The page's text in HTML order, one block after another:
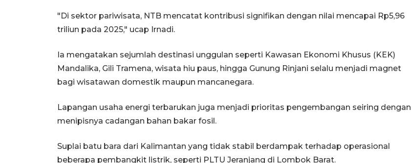
"Di sektor pariwisata, NTB mencatat kontribusi signifikan dengan nilai mencapai Rp5,96
triliun pada 2025," ucap Irnadi.
Ia mengatakan sejumlah destinasi unggulan seperti Kawasan Ekonomi Khusus (KEK)
Mandalika, Gili Tramena, wisata hiu paus, hingga Gunung Rinjani selalu menjadi magnet
bagi wisatawan domestik maupun mancanegara.
Lapangan usaha energi terbarukan juga menjadi prioritas pengembangan seiring dengan
menipisnya cadangan bahan bakar fosil.
Suplai batu bara dari Kalimantan yang tidak stabil berdampak terhadap operasional
beberapa pembangkit listrik, seperti PLTU Jeranjang di Lombok Barat.